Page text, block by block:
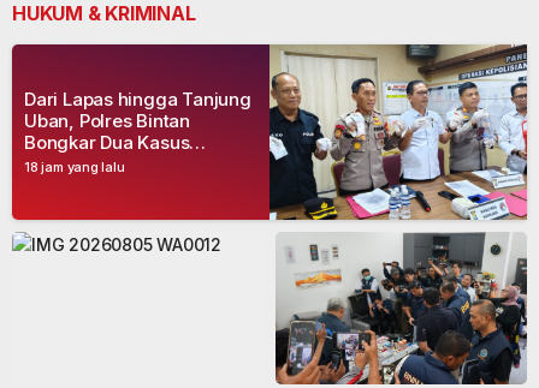
HUKUM & KRIMINAL
18 jam yang lalu
Dari Lapas hingga Tanjung
Uban, Polres Bintan
Bongkar Dua Kasus
Narkoba, Empat Tersangka